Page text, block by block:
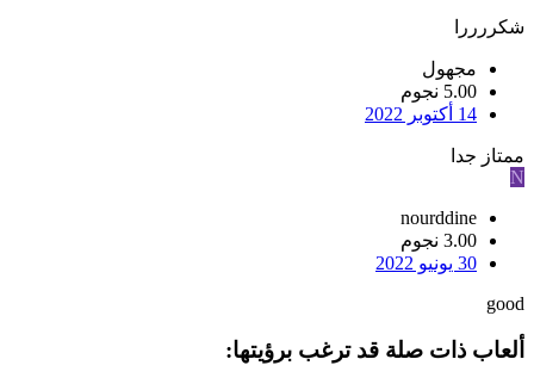
شكررررا
مجهول
5.00 نجوم
14 أكتوبر 2022
ممتاز جدا
N
nourddine
3.00 نجوم
30 يونيو 2022
good
ألعاب ذات صلة قد ترغب برؤيتها: